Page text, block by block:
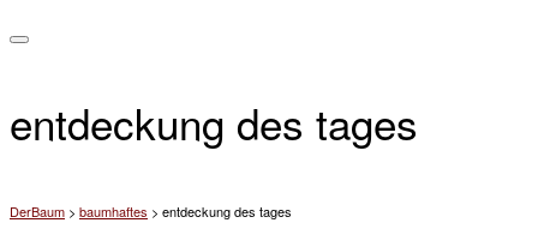
entdeckung des tages
DerBaum > baumhaftes > entdeckung des tages